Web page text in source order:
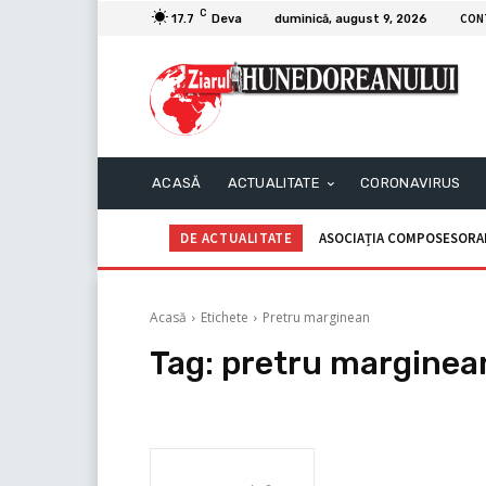
17.7 C Deva duminică, august 9, 2026
ACASĂ ACTUALITATE CORONAVIRUS
DE ACTUALITATE ASOCIAȚIA
Acasă Etichete Pretru marginean
Tag: pretru